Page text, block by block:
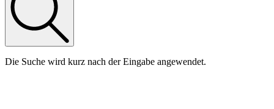
Die Suche wird kurz nach der Eingabe angewendet.